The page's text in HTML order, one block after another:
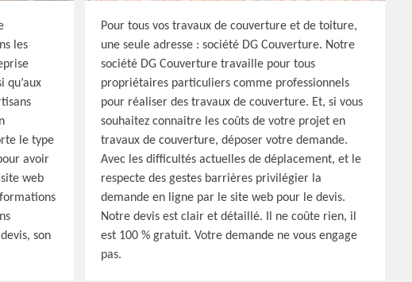
les
qu’aux
le type
avoir
web
son
Pour tous vos travaux de couverture et de toiture,
une seule adresse : société DG Couverture. Notre
société DG Couverture travaille pour tous
propriétaires particuliers comme professionnels
pour réaliser des travaux de couverture. Et, si vous
souhaitez connaitre les coûts de votre projet en
travaux de couverture, déposer votre demande.
Avec les difficultés actuelles de déplacement, et le
respecte des gestes barrières privilégier la
demande en ligne par le site web pour le devis.
Notre devis est clair et détaillé. Il ne coûte rien, il
est 100 % gratuit. Votre demande ne vous engage
pas.